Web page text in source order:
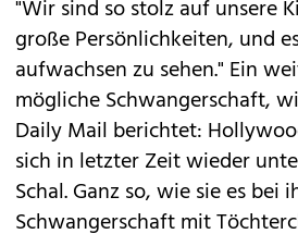
"Wir sind so stolz auf unsere
große Persönlichkeiten, und
aufwachsen zu sehen." Ein
mögliche Schwangerschaft,
Daily Mail berichtet:
sich in letzter Zeit wieder
Schal. Ganz so, wie sie es bei
Schwangerschaft mit